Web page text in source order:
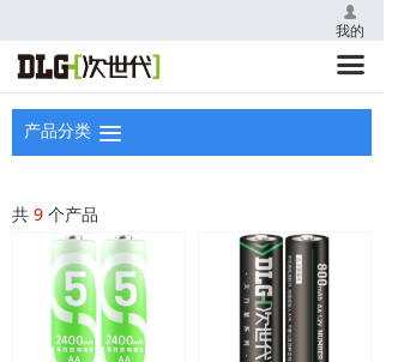
끀
产品中心
新闻资讯
联系我们
넙
我的
共 9 个产品
끀
产品分类